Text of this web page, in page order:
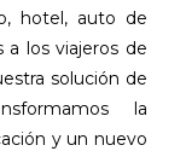
hotel, auto de
los viajeros de
solución de
la
y un nuevo